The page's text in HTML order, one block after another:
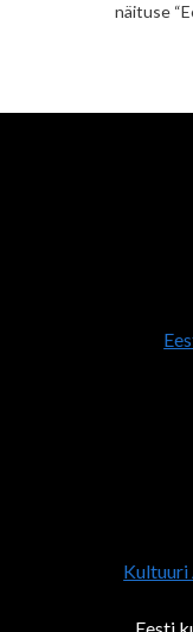
näituse